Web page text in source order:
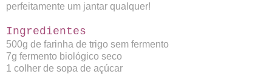
perfeitamente um jantar qualquer!
Ingredientes
500g de farinha de trigo sem fermento
7g fermento biológico seco
1 colher de sopa de açúcar